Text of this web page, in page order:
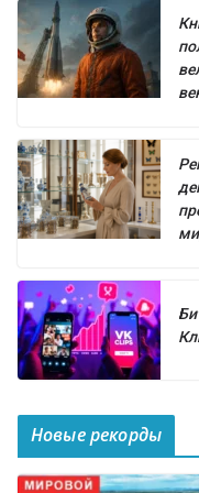
Новые рекорды